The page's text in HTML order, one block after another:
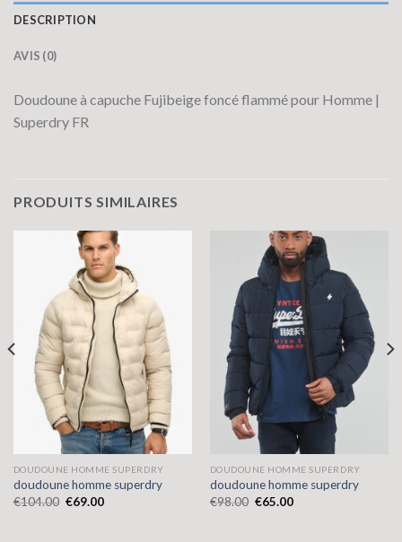
DESCRIPTION
AVIS (0)
Doudoune à capuche Fujibeige foncé flammé pour Homme |
Superdry FR
PRODUITS SIMILAIRES
DOUDOUNE HOMME SUPERDRY
doudoune homme superdry
€104.00 €69.00
DOUDOUNE HOMME SUPERDRY
doudoune homme superdry
€98.00 €65.00